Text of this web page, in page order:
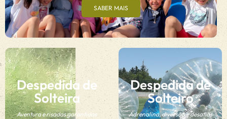
SABER MAIS
Despedida de
Solteira
Aventura e risadas garantidas
Despedida de
Solteiro
Adrenalina, diversão e desafios